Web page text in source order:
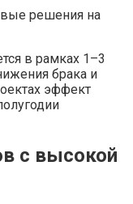
решения на
в рамках 1–3
брака и
эффект
с высокой